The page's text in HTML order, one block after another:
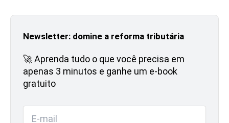
Newsletter: domine a reforma tributária
🚀 Aprenda tudo o que você precisa em
apenas 3 minutos e ganhe um e-book
gratuito